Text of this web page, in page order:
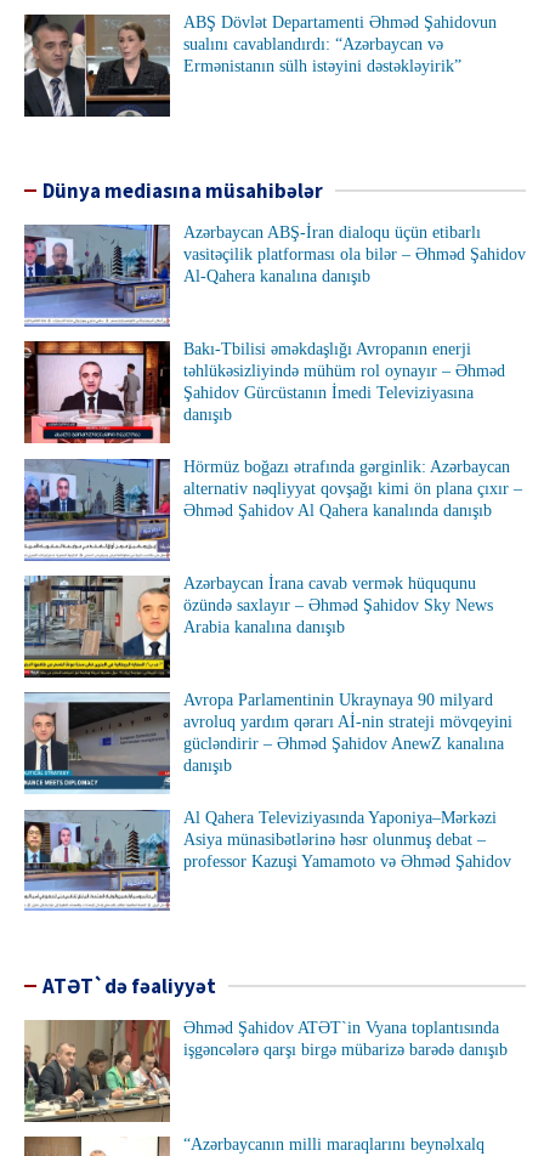
ABŞ Dövlət Departamenti Əhməd Şahidovun
sualını cavablandırdı: “Azərbaycan və
Ermənistanın sülh istəyini dəstəkləyirik”
Dünya mediasına müsahibələr
Azərbaycan ABŞ-İran dialoqu üçün etibarlı
vasitəçilik platforması ola bilər – Əhməd Şahidov
Al-Qahera kanalına danışıb
Bakı-Tbilisi əməkdaşlığı Avropanın enerji
təhlükəsizliyində mühüm rol oynayır – Əhməd
Şahidov Gürcüstanın İmedi Televiziyasına
danışıb
Hörmüz boğazı ətrafında gərginlik: Azərbaycan
alternativ nəqliyyat qovşağı kimi ön plana çıxır –
Əhməd Şahidov Al Qahera kanalında danışıb
Azərbaycan İrana cavab vermək hüququnu
özündə saxlayır – Əhməd Şahidov Sky News
Arabia kanalına danışıb
Avropa Parlamentinin Ukraynaya 90 milyard
avroluq yardım qərarı Aİ-nin strateji mövqeyini
gücləndirir – Əhməd Şahidov AnewZ kanalına
danışıb
Al Qahera Televiziyasında Yaponiya–Mərkəzi
Asiya münasibətlərinə həsr olunmuş debat –
professor Kazuşi Yamamoto və Əhməd Şahidov
ATƏT`də fəaliyyət
Əhməd Şahidov ATƏT`in Vyana toplantısında
işgəncələrə qarşı birgə mübarizə barədə danışıb
“Azərbaycanın milli maraqlarını beynəlxalq